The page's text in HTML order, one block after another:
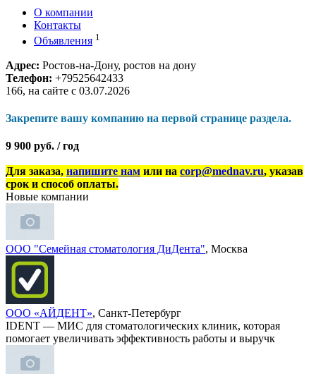
О компании
Контакты
Объявления 1
Адрес: Ростов-на-Дону, ростов на дону
Телефон: +79525642433
166, на сайте с 03.07.2026
Закрепите вашу компанию на первой странице раздела.
9 900 руб. / год
Для заказа, напишите нам или на corp@mednav.ru, указав
срок и способ оплаты.
Новые компании
ООО "Семейная стоматология ДиДента", Москва
ООО «АЙДЕНТ», Санкт-Петербург
IDENT — МИС для стоматологических клиник, которая
помогает увеличивать эффективность работы и выручк